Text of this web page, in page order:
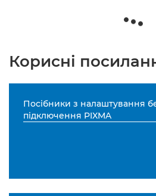
Корисні
Посібники з налаштування
підключення PIXMA